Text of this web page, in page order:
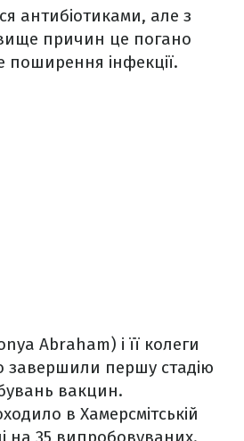
антибіотиками, але з
причин це погано
поширення інфекції.
Abraham) і її колеги
завершили першу стадію
вакцин.
в Хамерсмітській